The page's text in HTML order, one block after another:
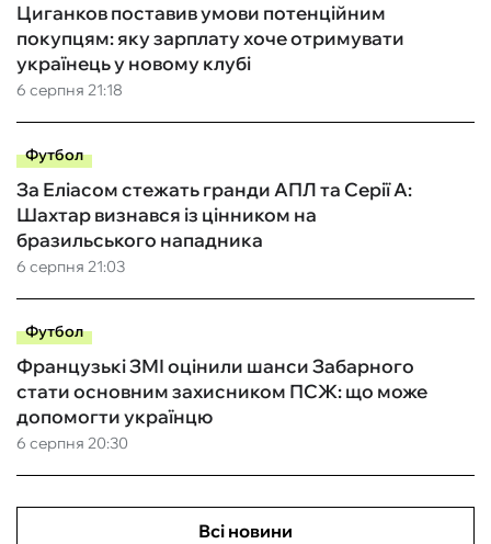
6 серпня 21:18
Циганков поставив умови потенційним
покупцям: яку зарплату хоче отримувати
українець у новому клубі
Футбол
6 серпня 21:03
За Еліасом стежать гранди АПЛ та Серії А:
Шахтар визнався із цінником на
бразильського нападника
Футбол
6 серпня 20:30
Французькі ЗМІ оцінили шанси Забарного
стати основним захисником ПСЖ: що може
допомогти українцю
Всі новини